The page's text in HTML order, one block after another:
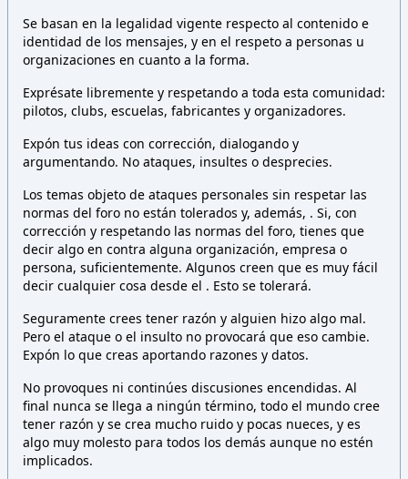
Se basan en la legalidad vigente respecto al contenido e
identidad de los mensajes, y en el respeto a personas u
organizaciones en cuanto a la forma.
Exprésate libremente y respetando a toda esta comunidad:
pilotos, clubs, escuelas, fabricantes y organizadores.
Expón tus ideas con corrección, dialogando y
argumentando. No ataques, insultes o desprecies.
Los temas objeto de ataques personales sin respetar las
normas del foro no están tolerados y, además, . Si, con
corrección y respetando las normas del foro, tienes que
decir algo en contra alguna organización, empresa o
persona, suficientemente. Algunos creen que es muy fácil
decir cualquier cosa desde el . Esto se tolerará.
Seguramente crees tener razón y alguien hizo algo mal.
Pero el ataque o el insulto no provocará que eso cambie.
Expón lo que creas aportando razones y datos.
No provoques ni continúes discusiones encendidas. Al
final nunca se llega a ningún término, todo el mundo cree
tener razón y se crea mucho ruido y pocas nueces, y es
algo muy molesto para todos los demás aunque no estén
implicados.